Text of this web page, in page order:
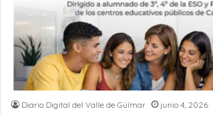
Diario Digital del Valle de Güímar junio 4, 2026